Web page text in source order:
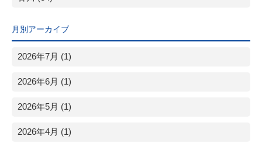
月別アーカイブ
2026年7月 (1)
2026年6月 (1)
2026年5月 (1)
2026年4月 (1)